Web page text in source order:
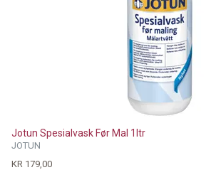
Jotun Spesialvask Før Mal 1ltr
JOTUN
KR 179,00